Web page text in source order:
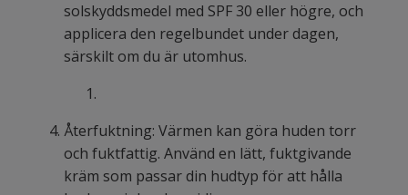
solskyddsmedel med SPF 30 eller högre, och
applicera den regelbundet under dagen,
särskilt om du är utomhus.
Återfuktning: Värmen kan göra huden torr
och fuktfattig. Använd en lätt, fuktgivande
kräm som passar din hudtyp för att hålla